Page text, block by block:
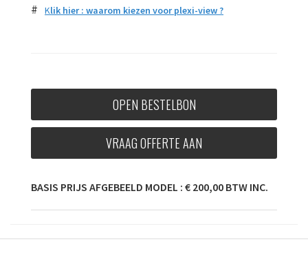
# Klik hier : waarom kiezen voor plexi-view ?
OPEN BESTELBON
VRAAG OFFERTE AAN
BASIS PRIJS AFGEBEELD MODEL : € 200,00 BTW INC.